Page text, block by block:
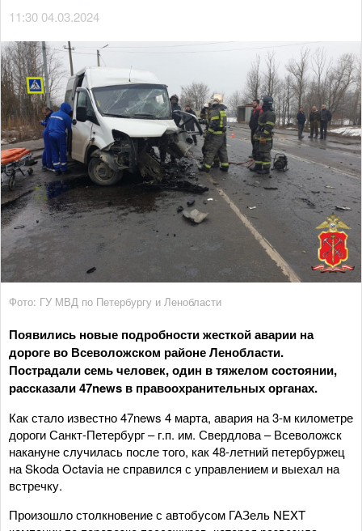
11:30 04.03.2024
Фото: ГУ МВД по Петербургу и Ленобласти
Появились новые подробности жесткой аварии на
дороге во Всеволожском районе Ленобласти.
Пострадали семь человек, один в тяжелом состоянии,
рассказали 47news в правоохранительных органах.
Как стало известно 47news 4 марта, авария на 3-м километре
дороги Санкт-Петербург – г.п. им. Свердлова – Всеволожск
накануне случилась после того, как 48-летний петербуржец
на Skoda Octavia не справился с управлением и выехал на
встречку.
Произошло столкновение с автобусом ГАЗель NEXT